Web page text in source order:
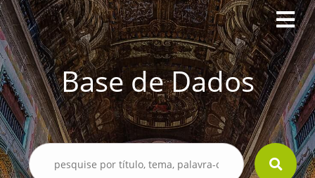
Base de Dados